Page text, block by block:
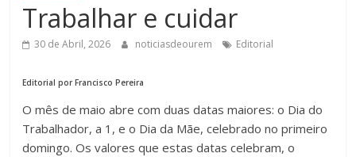
Semanário
concelho
Ourém
Trabalhar e cuidar
30 de Abril, 2026 noticiasdeourem Editorial
Editorial por Francisco Pereira
O mês de maio abre com duas datas maiores: o Dia do
Trabalhador, a 1, e o Dia da Mãe, celebrado no primeiro
domingo. Os valores que estas datas celebram, o